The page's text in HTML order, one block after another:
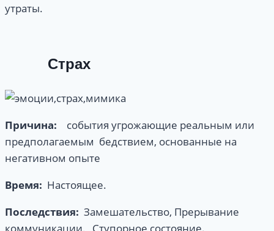
утраты.
Страх
Причина: события угрожающие реальным или
предполагаемым бедствием, основанные на
негативном опыте
Время: Настоящее.
Последствия: Замешательство, Прерывание
коммуникации, Ступорное состояние.